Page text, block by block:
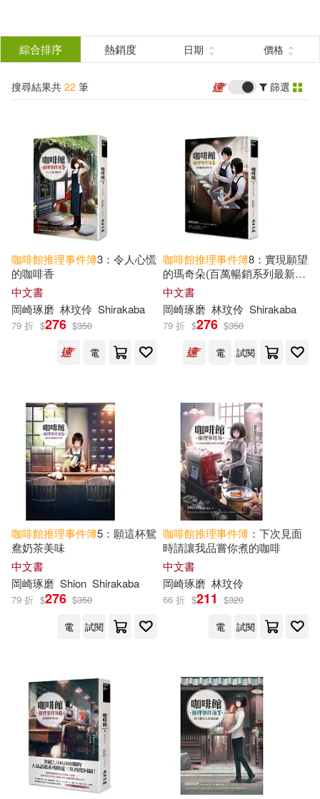
結
分類 (單選)
所有商品(22) 圖書(14)
電子書(8)
作者 (可複選)
岡崎琢磨(18)
（日）岡崎琢磨(3)
(日)岡崎琢磨(1)
出版社 (可複選)
麥田(18) 現代出版社(4)
配送方式 (可複選)
可超商取貨(14)
可海外宅配(14)
可新加坡店取(14)
可菲律賓店取(14)
綜合排序 熱銷度 日期 價格
搜尋結果共 22 筆 篩選
咖啡館推理事件簿3：令人心慌
的咖啡香
中文書
岡崎琢磨 林玟伶 Shirakaba
79 折 $276 $350
電
咖啡館推理事件簿8：實現願望
的瑪奇朵(百萬暢銷系列最新續
集)
中文書
岡崎琢磨 林玟伶 Shirakaba
79 折 $276 $350
電
試閱
咖啡館推理事件簿5：願這杯鴛
鴦奶茶美味
中文書
岡崎琢磨 Shion Shirakaba
79 折 $276 $350
電
試閱
咖啡館推理事件簿 ：下次見面
時請讓我品嘗你煮的咖啡
中文書
岡崎琢磨 林玟伶
66 折 $211 $320
電
試閱